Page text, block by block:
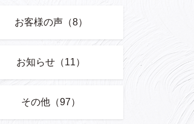
お客様の声（8）
お知らせ（11）
その他（97）